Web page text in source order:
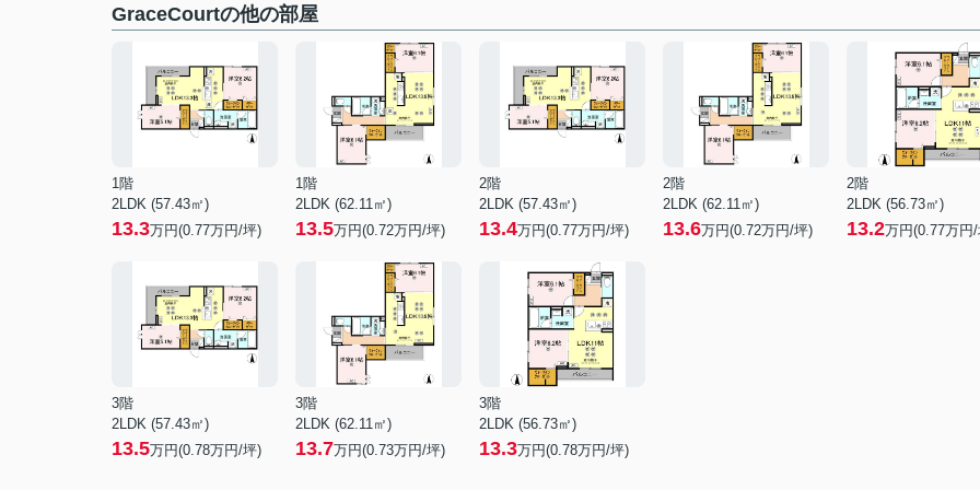
GraceCourtの他の部屋
1階
2LDK (57.43㎡)
13.3万円(0.77万円/坪)
1階
2LDK (62.11㎡)
13.5万円(0.72万円/坪)
2階
2LDK (57.43㎡)
13.4万円(0.77万円/坪)
2階
2LDK (62.11㎡)
13.6万円(0.72万円/坪)
2階
2LDK (56.73㎡)
13.2万円(0.77万円
3階
2LDK (57.43㎡)
13.5万円(0.78万円/坪)
3階
2LDK (62.11㎡)
13.7万円(0.73万円/坪)
3階
2LDK (56.73㎡)
13.3万円(0.78万円/坪)